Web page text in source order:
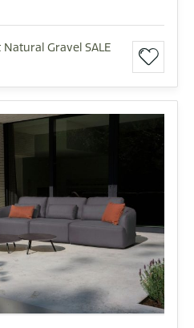
Gravel SALE